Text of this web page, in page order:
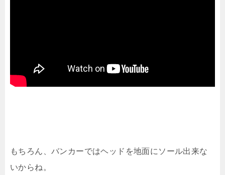
もちろん、バンカーではヘッドを地面にソール出来な
いからね。